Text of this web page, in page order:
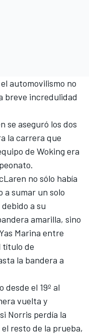
automovilismo no
breve incredulidad
se aseguró los dos
la carrera que
de Woking era
no sólo había
a sumar un solo
a su
amarilla, sino
Marina entre
título de
la bandera a
el 19º al
vuelta y
Norris perdía la
resto de la prueba,